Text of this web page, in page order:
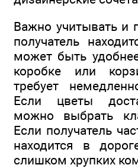
Важно учитывать и
получатель
может быть
коробке или
требует
Если цветы
можно выбрать
Если получатель
находится в
слишком хрупких